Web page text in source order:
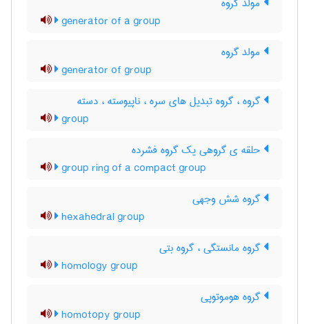
generator of a group
مولد گروه
generator of group
گروه ، گروه تبدیل های سره ، ناپیوسته ، دسته
group
حلقه ی گروهی یک گروه فشرده
group ring of a compact group
گروه شش وجهی
hexahedral group
گروه مانستگی ، گروه بتی
homology group
گروه هوموتوپی
homotopy group